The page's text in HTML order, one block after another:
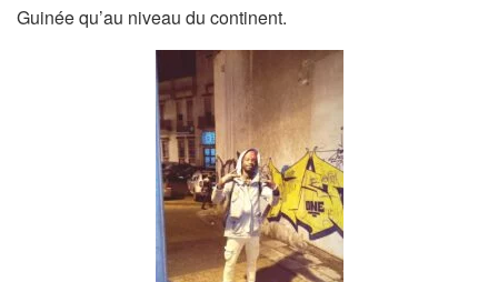
Guinée qu’au niveau du continent.